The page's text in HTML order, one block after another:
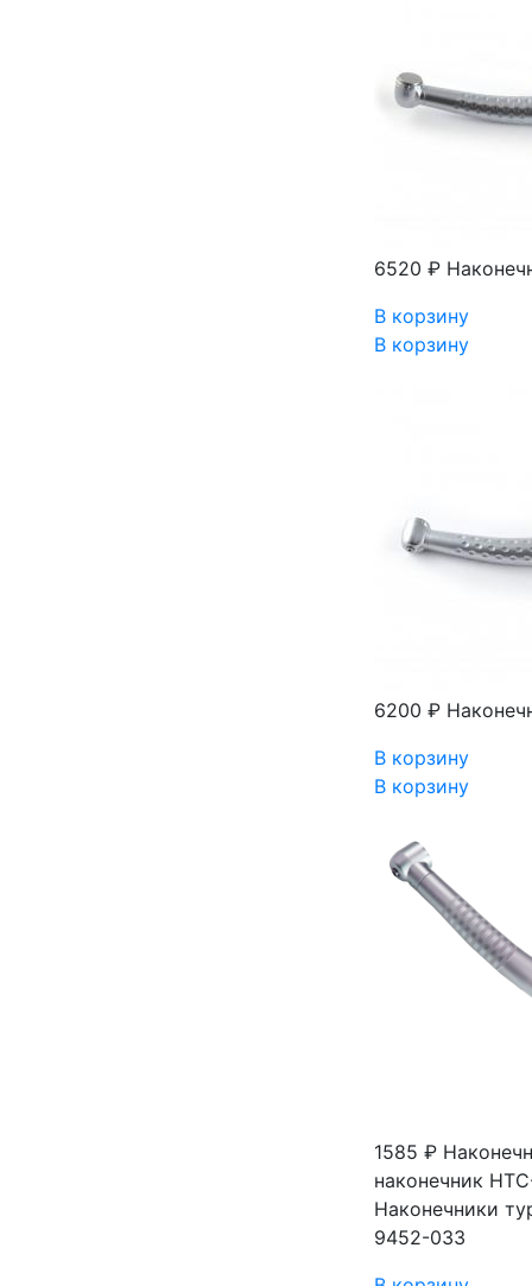
6520 ₽
В корзину
В корзину
6200 ₽
В корзину
В корзину
1585 ₽
наконечник
Наконечники
9452-033